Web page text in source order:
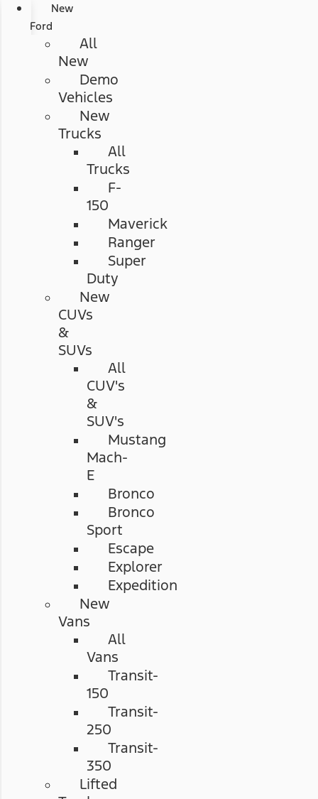
New
Ford
All
New
Demo
Vehicles
New
Trucks
All
Trucks
F-
150
Maverick
Ranger
Super
Duty
New
CUVs
&
SUVs
All
CUV's
&
SUV's
Mustang
Mach-
E
Bronco
Bronco
Sport
Escape
Explorer
Expedition
New
Vans
All
Vans
Transit-
150
Transit-
250
Transit-
350
Lifted